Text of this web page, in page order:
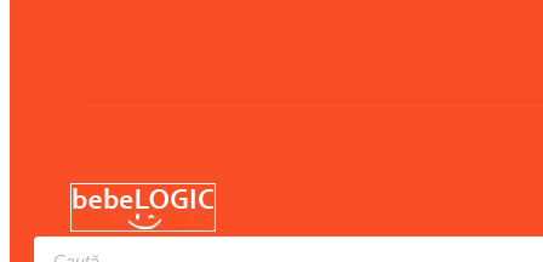
Products